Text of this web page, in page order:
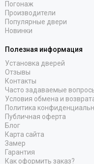
Погонаж
Производители
Популярные двери
Новинки
Полезная информация
Установка дверей
Отзывы
Контакты
Часто задаваемые
Условия обмена и
Политика
Публичная оферта
Блог
Карта сайта
Замер
Гарантия
Как оформить заказ?